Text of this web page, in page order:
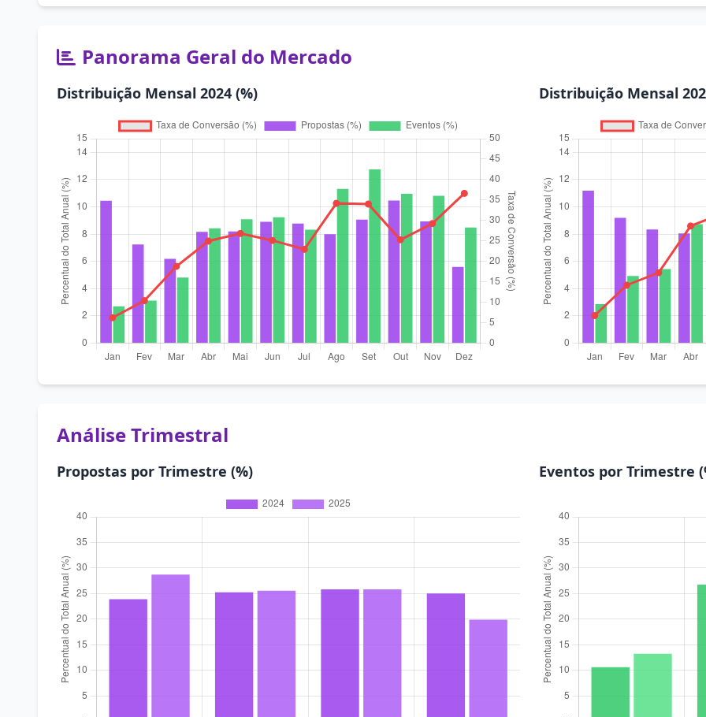
Panorama Geral do Mercado
Distribuição Mensal 2024 (%) Distribuição Mensal
Análise Trimestral
Propostas por Trimestre (%) Eventos por Trimestre